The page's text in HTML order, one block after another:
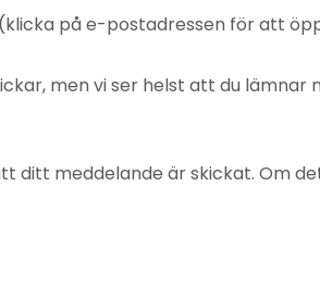
(klicka på e-postadressen för att
men vi ser helst att du
ditt meddelande är skickat. Om